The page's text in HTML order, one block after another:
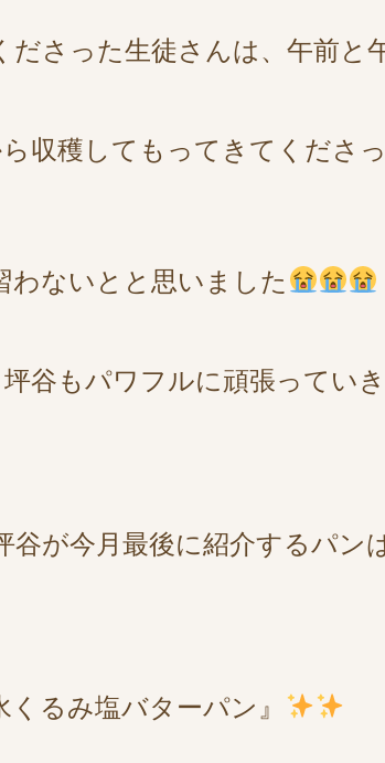
ださった生徒さんは、午前と
収穫してもってきてくださ
わないとと思いました
谷もパワフルに頑張ってい
谷が今月最後に紹介するパン
くるみ塩バターパン』